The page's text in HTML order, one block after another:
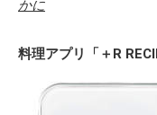
かに
料理アプリ「＋R